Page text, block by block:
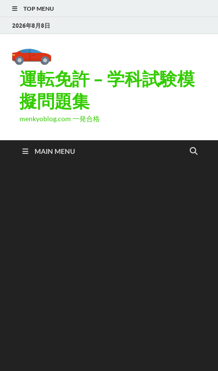
TOP MENU
2026年8月8日
運転免許 – 学科試験模
擬問題集
menkyoblog.com 一発合格
MAIN MENU